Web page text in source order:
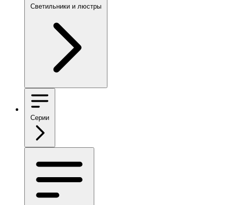
Светильники и люстры
Серии